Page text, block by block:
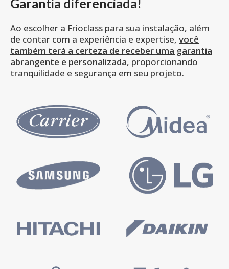
Garantia diferenciada!
Ao escolher a Frioclass para sua instalação, além
de contar com a experiência e expertise, você
também terá a certeza de receber uma garantia
abrangente e personalizada, proporcionando
tranquilidade e segurança em seu projeto.